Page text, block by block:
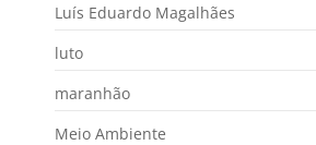
Luís Eduardo Magalhães
luto
maranhão
Meio Ambiente